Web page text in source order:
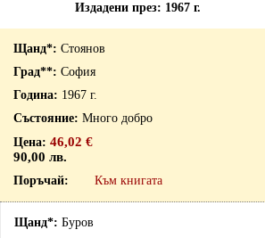
Издадени през: 1967 г.
Стоянов
София
1967 г.
Много добро
46,02 €
90,00 лв.
Към книгата
Буров